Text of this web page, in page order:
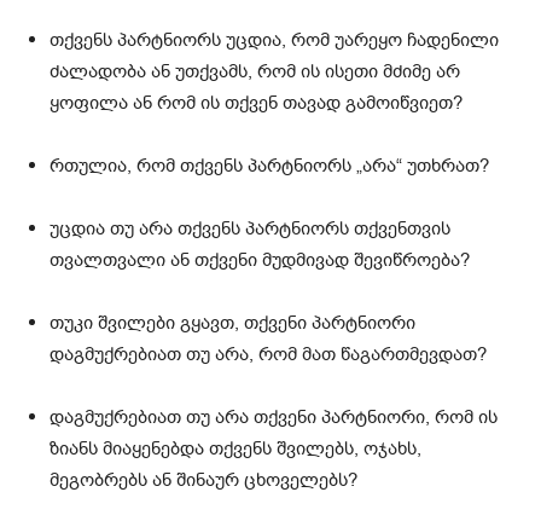
თქვენს პარტნიორს უცდია, რომ უარეყო ჩადენილი
ძალადობა ან უთქვამს, რომ ის ისეთი მძიმე არ
ყოფილა ან რომ ის თქვენ თავად გამოიწვიეთ?
რთულია, რომ თქვენს პარტნიორს „არა“ უთხრათ?
უცდია თუ არა თქვენს პარტნიორს თქვენთვის
თვალთვალი ან თქვენი მუდმივად შევიწროება?
თუკი შვილები გყავთ, თქვენი პარტნიორი
დაგმუქრებიათ თუ არა, რომ მათ წაგართმევდათ?
დაგმუქრებიათ თუ არა თქვენი პარტნიორი, რომ ის
ზიანს მიაყენებდა თქვენს შვილებს, ოჯახს,
მეგობრებს ან შინაურ ცხოველებს?